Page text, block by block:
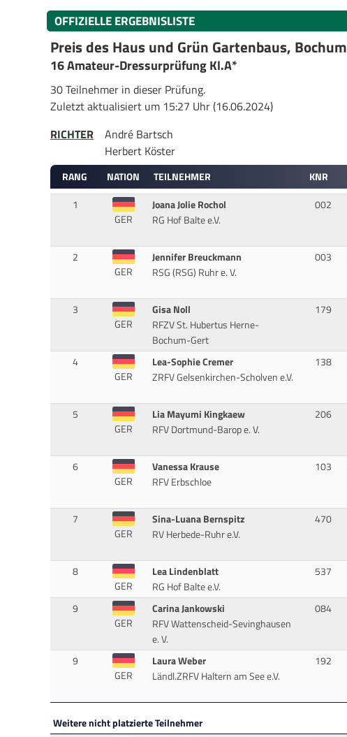
OFFIZIELLE ERGEBNISLISTE
Preis des Haus und Grün Gartenbaus, Bochum
16 Amateur-Dressurprüfung Kl.A*
30 Teilnehmer in dieser Prüfung.
Zuletzt aktualisiert um 15:27 Uhr (16.06.2024)
RICHTER
André Bartsch
Herbert Köster
RANG NATION TEILNEHMER KNR
1
GER
Joana Jolie Rochol
RG Hof Balte e.V.
002
2
GER
Jennifer Breuckmann
RSG (RSG) Ruhr e. V.
003
3
GER
Gisa Noll
RFZV St. Hubertus Herne-
Bochum-Gert
179
4
GER
Lea-Sophie Cremer
ZRFV Gelsenkirchen-Scholven e.V.
138
5
GER
Lia Mayumi Kingkaew
RFV Dortmund-Barop e. V.
206
6
GER
Vanessa Krause
RFV Erbschloe
103
7
GER
Sina-Luana Bernspitz
RV Herbede-Ruhr e.V.
470
8
GER
Lea Lindenblatt
RG Hof Balte e.V.
537
9
GER
Carina Jankowski
RFV Wattenscheid-Sevinghausen
e. V.
084
9
GER
Laura Weber
Ländl.ZRFV Haltern am See e.V.
192
Weitere nicht platzierte Teilnehmer